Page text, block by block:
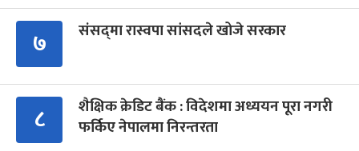
७ संसद्‍मा रास्वपा सांसदले खोजे सरकार
८
शैक्षिक क्रेडिट बैंक : विदेशमा अध्ययन पूरा नगरी
फर्किए नेपालमा निरन्तरता